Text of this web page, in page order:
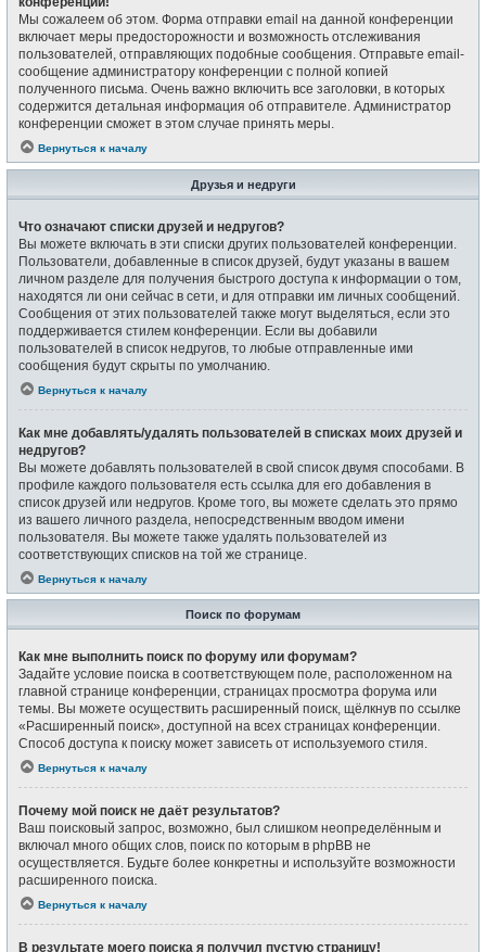
Мы сожалеем об этом. Форма отправки email на данной конференции
включает меры предосторожности и возможность отслеживания
пользователей, отправляющих подобные сообщения. Отправьте email-
сообщение администратору конференции с полной копией
полученного письма. Очень важно включить все заголовки, в которых
содержится детальная информация об отправителе. Администратор
конференции сможет в этом случае принять меры.
Вернуться к началу
Друзья и недруги
Что означают списки друзей и недругов?
Вы можете включать в эти списки других пользователей конференции.
Пользователи, добавленные в список друзей, будут указаны в вашем
личном разделе для получения быстрого доступа к информации о том,
находятся ли они сейчас в сети, и для отправки им личных сообщений.
Сообщения от этих пользователей также могут выделяться, если это
поддерживается стилем конференции. Если вы добавили
пользователей в список недругов, то любые отправленные ими
сообщения будут скрыты по умолчанию.
Вернуться к началу
Как мне добавлять/удалять пользователей в списках моих друзей и
недругов?
Вы можете добавлять пользователей в свой список двумя способами. В
профиле каждого пользователя есть ссылка для его добавления в
список друзей или недругов. Кроме того, вы можете сделать это прямо
из вашего личного раздела, непосредственным вводом имени
пользователя. Вы можете также удалять пользователей из
соответствующих списков на той же странице.
Вернуться к началу
Поиск по форумам
Как мне выполнить поиск по форуму или форумам?
Задайте условие поиска в соответствующем поле, расположенном на
главной странице конференции, страницах просмотра форума или
темы. Вы можете осуществить расширенный поиск, щёлкнув по ссылке
«Расширенный поиск», доступной на всех страницах конференции.
Способ доступа к поиску может зависеть от используемого стиля.
Вернуться к началу
Почему мой поиск не даёт результатов?
Ваш поисковый запрос, возможно, был слишком неопределённым и
включал много общих слов, поиск по которым в phpBB не
осуществляется. Будьте более конкретны и используйте возможности
расширенного поиска.
Вернуться к началу
В результате моего поиска я получил пустую страницу!